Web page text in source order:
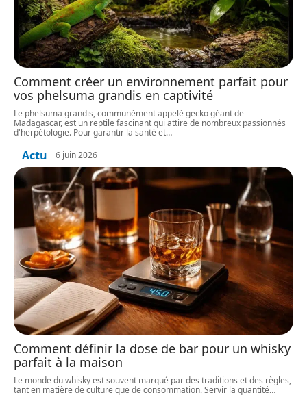
Comment créer un environnement parfait pour
vos phelsuma grandis en captivité
Le phelsuma grandis, communément appelé gecko géant de
Madagascar, est un reptile fascinant qui attire de nombreux passionnés
d'herpétologie. Pour garantir la santé et…
Actu 6 juin 2026
Comment définir la dose de bar pour un whisky
parfait à la maison
Le monde du whisky est souvent marqué par des traditions et des règles,
tant en matière de culture que de consommation. Servir la quantité…